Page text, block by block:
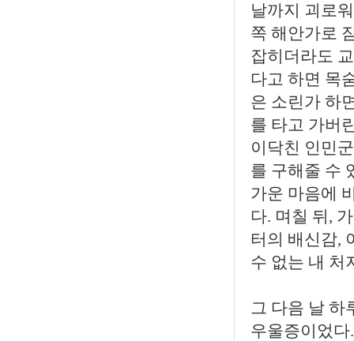
날까지 괴로
쪽 해안가로
잡히더라도
다고 하면 목
은 소린가 하
를 타고 가버
이닥친 인민
를 구해줄 수
가운 마음에
다. 며칠 뒤,
터의 배신감,
수 없는 내 처
그 다음 날 하
우울증이었